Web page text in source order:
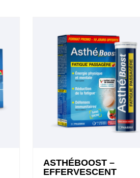
ASTHÉBOOST –
EFFERVESCENT